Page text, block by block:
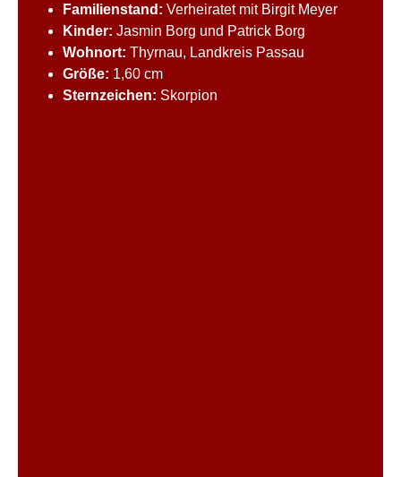
Familienstand: Verheiratet mit Birgit Meyer
Kinder: Jasmin Borg und Patrick Borg
Wohnort: Thyrnau, Landkreis Passau
Größe: 1,60 cm
Sternzeichen: Skorpion